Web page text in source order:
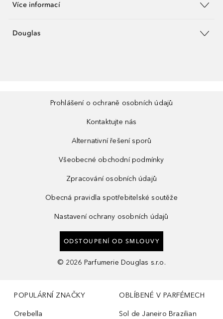
Více informací
Douglas
Prohlášení o ochraně osobních údajů
Kontaktujte nás
Alternativní řešení sporů
Všeobecné obchodní podmínky
Zpracování osobních údajů
Obecná pravidla spotřebitelské soutěže
Nastavení ochrany osobních údajů
ODSTOUPENÍ OD SMLOUVY
© 2026 Parfumerie Douglas s.r.o.
POPULÁRNÍ ZNAČKY
Orebella
OBLÍBENÉ V PARFÉMECH
Sol de Janeiro Brazilian